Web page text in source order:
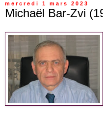
mercredi 1 mars 2023
Michaël Bar-Zvi